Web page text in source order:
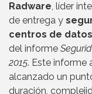
Radware, líder
de entrega y
centros de
del informe
2015. Este informe
alcanzado un
duración,